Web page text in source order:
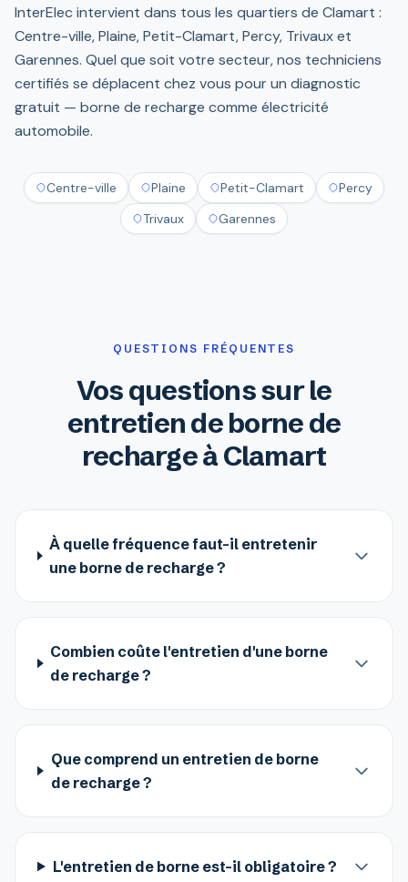
InterElec intervient dans tous les quartiers de Clamart :
Centre-ville, Plaine, Petit-Clamart, Percy, Trivaux et
Garennes. Quel que soit votre secteur, nos techniciens
certifiés se déplacent chez vous pour un diagnostic
gratuit — borne de recharge comme électricité
automobile.
Centre-ville Plaine Petit-Clamart
Percy
Trivaux
Garennes
QUESTIONS FRÉQUENTES
Vos questions sur le
entretien de borne de
recharge à Clamart
À quelle fréquence faut-il entretenir
une borne de recharge ?
Combien coûte l'entretien d'une borne
de recharge ?
Que comprend un entretien de borne
de recharge ?
L'entretien de borne est-il obligatoire ?